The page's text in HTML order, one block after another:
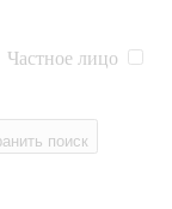
Частное лицо
поиск